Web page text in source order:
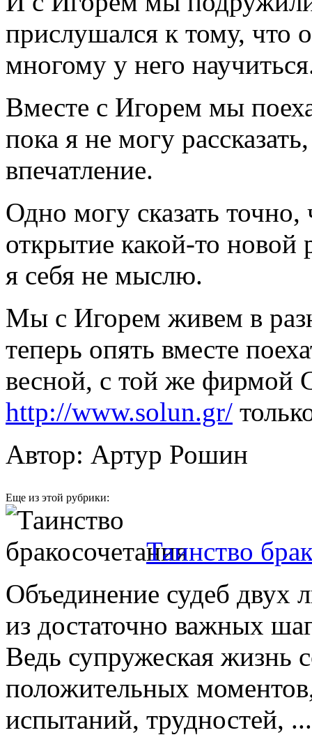
прислушался к тому, что
многому у него
Вместе с Игорем мы
пока я не могу
впечатление.
Одно могу сказать
открытие какой-то новой
я себя не мыслю.
Мы с Игорем живем в
теперь опять вместе
весной, с той же фирмой
http://www.solun.gr/
Автор: Артур Рошин
Еще из этой рубрики:
Таинство
Объединение судеб двух
из достаточно важных
Ведь супружеская жизнь
положительных
испытаний, трудностей, ...